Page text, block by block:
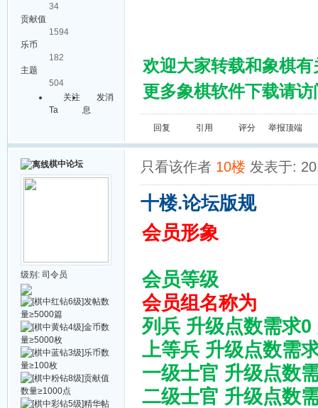
34
贡献值
1594
乐币
182
主题
504
关注
Ta
发消
息
欢迎大家转载和象棋
更多象棋软件下载请
回复 引用 评分 举报顶端
棋中论坛
级别: 司令员
只看该作者 10楼 发表于:
十楼.论坛版规
会员形象
会员等级
会员组名称为
列兵 升级点数需求
上等兵 升级点数需
一级士官 升级点数
二级士官 升级点数